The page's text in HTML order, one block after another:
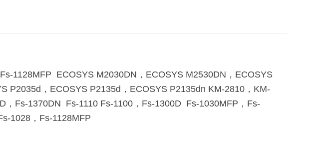
1128MFP ECOSYS M2030DN，ECOSYS M2530DN，ECOSYS
P2035d，ECOSYS P2135d，ECOSYS P2135dn KM-2810，KM-
，Fs-1370DN Fs-1110 Fs-1100，Fs-1300D Fs-1030MFP，Fs-
1028，Fs-1128MFP